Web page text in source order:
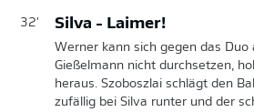
32' Silva - Laimer!
Werner kann sich gegen das Duo
Gießelmann nicht durchsetzen,
heraus. Szoboszlai schlägt den
zufällig bei Silva runter und der